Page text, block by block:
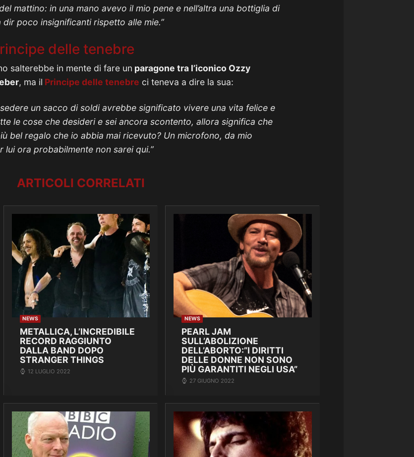
mattino: in una mano avevo il mio pene e nell’altra una bottiglia di
poco insignificanti rispetto alle mie.”
delle tenebre
salterebbe in mente di fare un paragone tra l’iconico Ozzy
, ma il Principe delle tenebre ci teneva a dire la sua:
un sacco di soldi avrebbe significato vivere una vita felice e
le cose che desideri e sei ancora scontento, allora significa che
bel regalo che io abbia mai ricevuto? Un microfono, da mio
lui ora probabilmente non sarei qui.”
ARTICOLI CORRELATI
NEWS
METALLICA, L’INCREDIBILE
RECORD RAGGIUNTO
DALLA BAND DOPO
STRANGER THINGS
12 LUGLIO 2022
NEWS
PEARL JAM
SULL’ABOLIZIONE
DELL’ABORTO:”I DIRITTI
DELLE DONNE NON SONO
PIÙ GARANTITI NEGLI USA”
27 GIUGNO 2022